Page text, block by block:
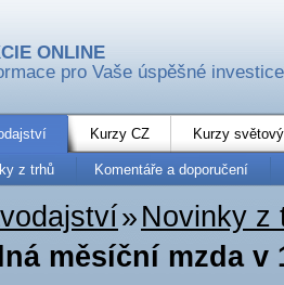
ONLINE
pro Vaše úspěšné investice
Kurzy CZ Kurzy
z trhů Komentáře a doporučení
» Novinky z
měsíční mzda v